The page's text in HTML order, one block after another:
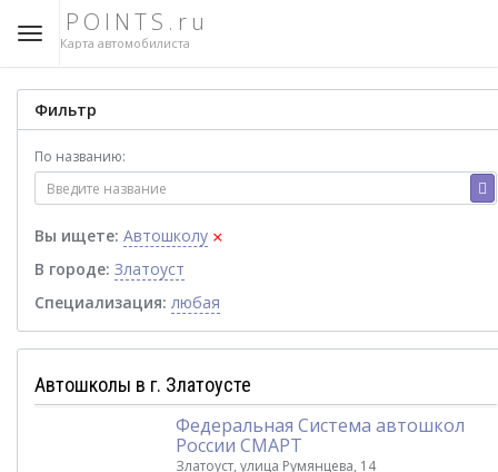
POINTS.ru
Карта автомобилиста
Фильтр
По названию:
Вы ищете: Автошколу ×
В городе: Златоуст
Специализация: любая
Автошколы в г. Златоусте
Федеральная Система автошкол
России СМАРТ
Златоуст, улица Румянцева, 14